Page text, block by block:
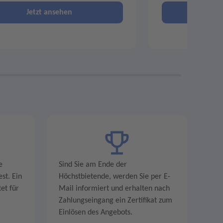
Jetzt ansehen
Ein
für
Sind Sie am Ende der
Höchstbietende, werden Sie per E-
Mail informiert und erhalten nach
Zahlungseingang ein Zertifikat zum
Einlösen des Angebots.